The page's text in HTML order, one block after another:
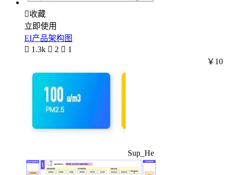
收藏
立即使用
EI产品架构图
 1.3k  2  1
Sup_He
￥10